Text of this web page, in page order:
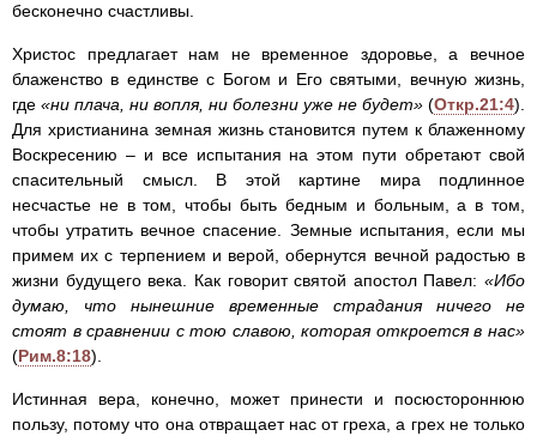
бесконечно счастливы.
Христос предлагает нам не временное здоровье, а вечное
блаженство в единстве с Богом и Его святыми, вечную жизнь,
где «ни плача, ни вопля, ни болезни уже не будет» (Откр.21:4).
Для христианина земная жизнь становится путем к блаженному
Воскресению – и все испытания на этом пути обретают свой
спасительный смысл. В этой картине мира подлинное
несчастье не в том, чтобы быть бедным и больным, а в том,
чтобы утратить вечное спасение. Земные испытания, если мы
примем их с терпением и верой, обернутся вечной радостью в
жизни будущего века. Как говорит святой апостол Павел: «Ибо
думаю, что нынешние временные страдания ничего не
стоят в сравнении с тою славою, которая откроется в нас»
(Рим.8:18).
Истинная вера, конечно, может принести и посюстороннюю
пользу, потому что она отвращает нас от греха, а грех не только